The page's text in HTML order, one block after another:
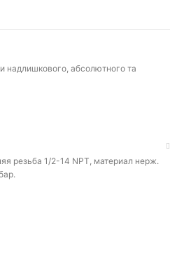
надлишкового, абсолютного та
резьба 1/2-14 NPT, материал нерж.